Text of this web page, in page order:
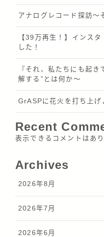
アナログレコード探訪～
【39万再生！】インス
した！
『それ、私たちにも起き
解する”とは何か～
GrASPに花火を打ち上げ
Recent
表示できるコメントはあり
Archives
2026年8月
2026年7月
2026年6月